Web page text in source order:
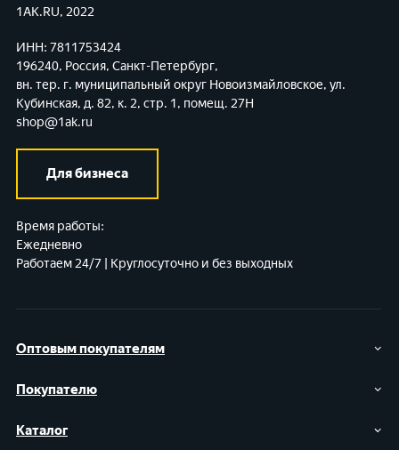
Оптовым покупателям
Покупателю
Каталог
1AK.RU, 2022
ИНН: 7811753424
196240, Россия, Санкт-Петербург,
вн. тер. г. муниципальный округ Новоизмайловское, ул.
Кубинская, д. 82, к. 2, стр. 1, помещ. 27Н
shop@1ak.ru
Для бизнеса
Время работы:
Ежедневно
Работаем 24/7 | Круглосуточно и без выходных